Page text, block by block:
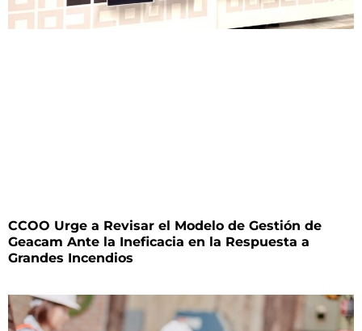
CCOO Urge a Revisar el Modelo de Gestión de
Geacam Ante la Ineficacia en la Respuesta a
Grandes Incendios